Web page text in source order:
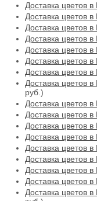
Доставка цветов в
Доставка цветов
Доставка цветов в
Доставка цветов
Доставка цветов
Доставка цветов в
Доставка цветов в
Доставка цветов
руб.)
Доставка цветов в
Доставка цветов
Доставка цветов
Доставка цветов
Доставка цветов в
Доставка цветов в
Доставка цветов в
Доставка цветов
Доставка цветов